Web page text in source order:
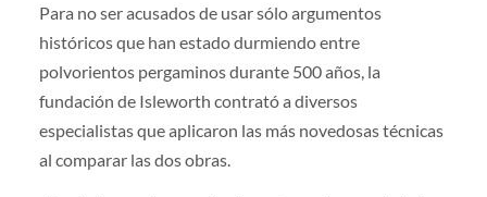
Para no ser acusados de usar sólo argumentos
históricos que han estado durmiendo entre
polvorientos pergaminos durante 500 años, la
fundación de Isleworth contrató a diversos
especialistas que aplicaron las más novedosas técnicas
al comparar las dos obras.